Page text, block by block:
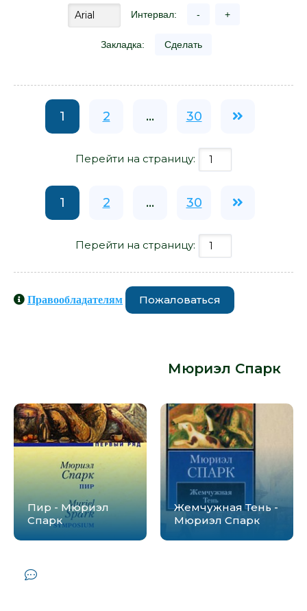
Интервал: - +
Закладка: Сделать
1 2 ... 30
Перейти на страницу:
1 2 ... 30
Перейти на страницу:
Правообладателям Пожаловаться
Мюриэл Спарк:
Пир - Мюриэл
Спарк
Жемчужная Тень -
Мюриэл Спарк